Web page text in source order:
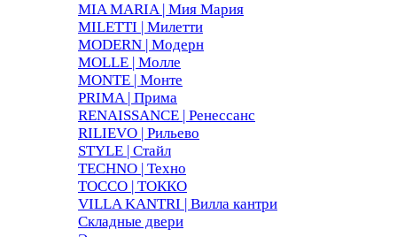
MIA MARIA | Мия Мария
MILETTI | Милетти
MODERN | Модерн
MOLLE | Молле
MONTE | Монте
PRIMA | Прима
RENAISSANCE | Ренессанс
RILIEVO | Рильево
STYLE | Стайл
TECHNO | Техно
TOCCO | ТОККО
VILLA KANTRI | Вилла кантри
Складные двери